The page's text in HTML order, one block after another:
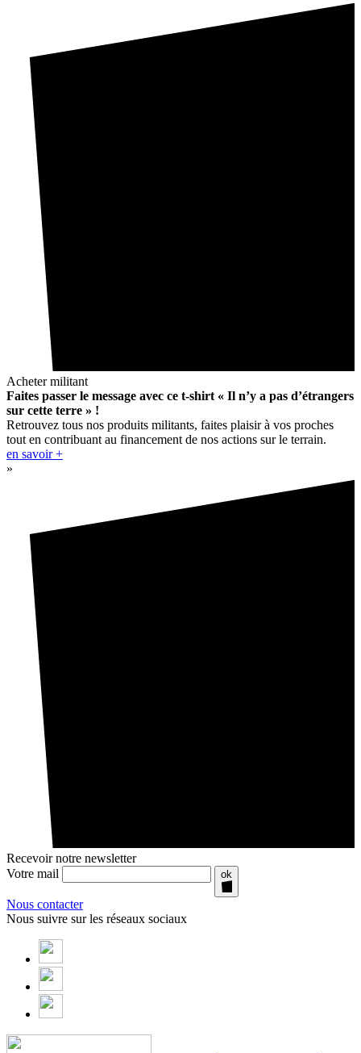
Acheter militant
Faites passer le message avec ce t-shirt « Il n’y a pas d’étrangers
sur cette terre » !
Retrouvez tous nos produits militants, faites plaisir à vos proches
tout en contribuant au financement de nos actions sur le terrain.
en savoir +
»
Recevoir notre newsletter
Votre mail
ok
Nous contacter
Nous suivre sur les réseaux sociaux